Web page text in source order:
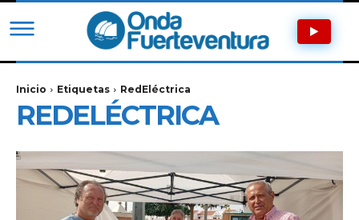
Inicio Etiquetas RedEléctrica
REDELÉCTRICA